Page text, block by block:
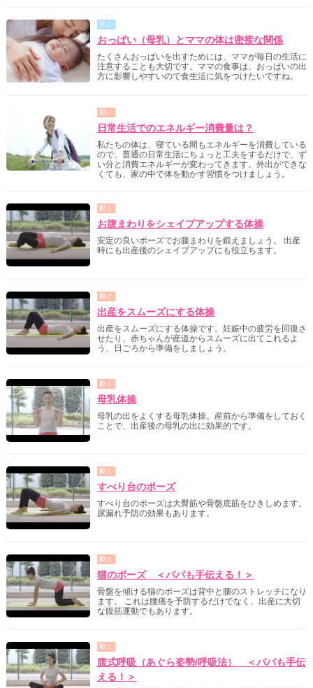
学ぶ
おっぱい（母乳）とママの体は密接な関係
たくさんおっぱいを出すためには、ママが毎日の生活に
注意することも大切です。ママの食事は、おっぱいの出
方に影響しやすいので食生活に気をつけたいですね。
動く
日常生活でのエネルギー消費量は？
私たちの体は、寝ている間もエネルギーを消費している
ので、普通の日常生活にちょっと工夫をするだけで、ず
い分と消費エネルギーが変わってきます。外出ができな
くても、家の中で体を動かす習慣をつけましょう。
動く
お腹まわりをシェイプアップする体操
安定の良いポーズでお腹まわりを鍛えましょう。 出産
時にも出産後のシェイプアップにも役立ちます。
動く
出産をスムーズにする体操
出産をスムーズにする体操です。妊娠中の疲労を回復さ
せたり、赤ちゃんが産道からスムーズに出てこれるよ
う、日ごろから準備をしましょう。
動く
母乳体操
母乳の出をよくする母乳体操。産前から準備をしておく
ことで、出産後の母乳の出に効果的です。
動く
すべり台のポーズ
すべり台のポーズは大臀筋や骨盤底筋をひきしめます。
尿漏れ予防の効果もあります。
動く
猫のポーズ ＜パパも手伝える！＞
骨盤を傾ける猫のポーズは背中と腰のストレッチになり
ます。 これは腰痛を予防するだけでなく、出産に大切
な腹筋運動でもあります。
動く
腹式呼吸（あぐら姿勢/呼吸法） ＜パパも手伝
える！＞